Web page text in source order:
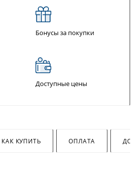
Бонусы за покупки
Доступные цены
КАК КУПИТЬ ОПЛАТА